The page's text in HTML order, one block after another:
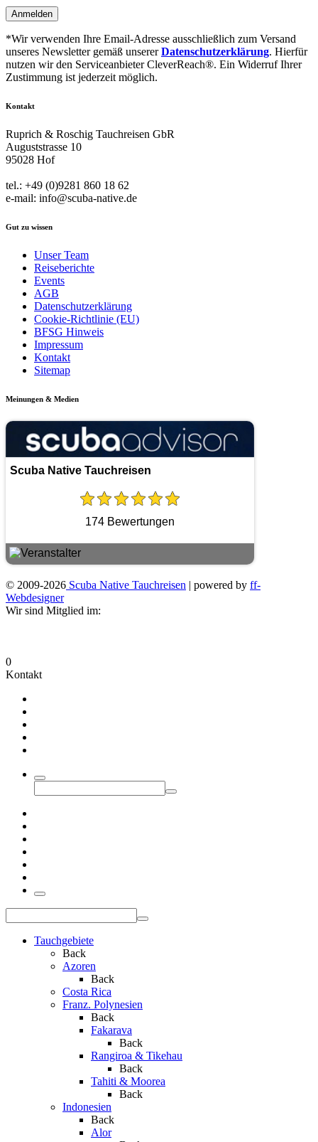
field
*Wir verwenden Ihre Email-Adresse ausschließlich zum Versand
unseres Newsletter gemäß unsererDatenschutzerklärung. Hierfür
nutzen wir den Serviceanbieter CleverReach®. Ein Widerruf Ihrer
Zustimmung ist jederzeit möglich.
Kontakt
Ruprich & Roschig Tauchreisen GbR
Auguststrasse 10
95028 Hof
tel.: +49 (0)9281 860 18 62
e-mail: info@scuba-native.de
Gut zu wissen
Unser Team
Reiseberichte
Events
AGB
Datenschutzerklärung
Cookie-Richtlinie (EU)
BFSG Hinweis
Impressum
Kontakt
Sitemap
Meinungen & Medien
Scuba Native Tauchreisen
174 Bewertungen
© 2009-2026 Scuba Native Tauchreisen | powered by ff-
Webdesigner
Wir sind Mitglied im:
0
Kontakt
Tauchgebiete
Back
Azoren
Back
Costa Rica
Franz. Polynesien
Back
Fakarava
Back
Rangiroa & Tikehau
Back
Tahiti & Moorea
Back
Indonesien
Back
Alor